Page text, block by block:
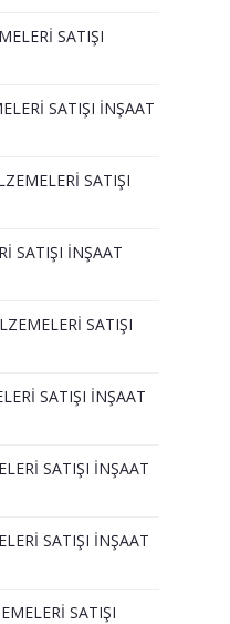
SATIŞI
SATIŞI İNŞAAT
SATIŞI
SATIŞI İNŞAAT
SATIŞI
SATIŞI İNŞAAT
SATIŞI İNŞAAT
SATIŞI İNŞAAT
SATIŞI